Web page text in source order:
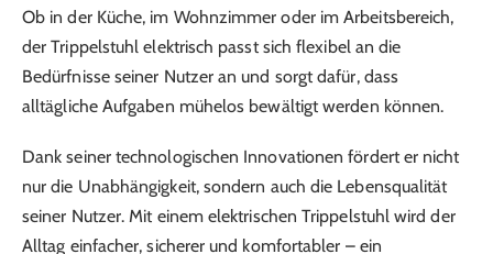
Ob in der Küche, im Wohnzimmer oder im Arbeitsbereich,
der Trippelstuhl elektrisch passt sich flexibel an die
Bedürfnisse seiner Nutzer an und sorgt dafür, dass
alltägliche Aufgaben mühelos bewältigt werden können.
Dank seiner technologischen Innovationen fördert er nicht
nur die Unabhängigkeit, sondern auch die Lebensqualität
seiner Nutzer. Mit einem elektrischen Trippelstuhl wird der
Alltag einfacher, sicherer und komfortabler – ein